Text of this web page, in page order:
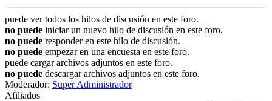
puede ver todos los hilos de discusión en este foro.
no puede iniciar un nuevo hilo de discusión en este foro.
no puede responder en este hilo de discusión.
no puede empezar en una encuesta en este foro.
puede cargar archivos adjuntos en este foro.
no puede descargar archivos adjuntos en este foro.
Moderador: Super Administrador
Afiliados